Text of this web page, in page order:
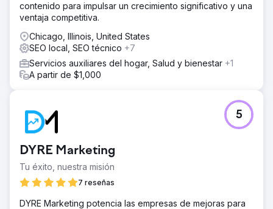
contenido para impulsar un crecimiento significativo y una
ventaja competitiva.
Chicago, Illinois, United States
SEO local, SEO técnico +7
Servicios auxiliares del hogar, Salud y bienestar +1
A partir de $1,000
DYRE Marketing
Tu éxito, nuestra misión
7 reseñas
5
DYRE Marketing potencia las empresas de mejoras para